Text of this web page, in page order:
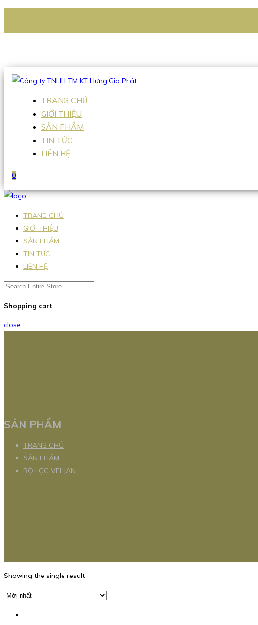
Hotline:0938 336 079
TRANG CHỦ
GIỚI THIỆU
SẢN PHẨM
TIN TỨC
LIÊN HỆ
0
TRANG CHỦ
GIỚI THIỆU
SẢN PHẨM
TIN TỨC
LIÊN HỆ
Shopping cart
close
SẢN PHẨM
TRANG CHỦ
SẢN PHẨM
BỘ LỌC VELJAN
Showing the single result